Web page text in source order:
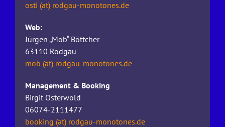
osti (at) rodgau-monotones.de
Web:
Jürgen „Mob“ Böttcher
63110 Rodgau
mob (at) rodgau-monotones.de
Management & Booking
Birgit Osterwold
06074-2111477
booking (at) rodgau-monotones.de